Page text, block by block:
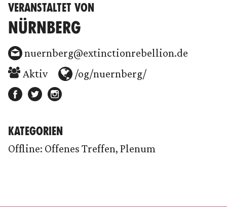
VERANSTALTET VON
NÜRNBERG
nuernberg@extinctionrebellion.de
Aktiv
/og/nuernberg/
KATEGORIEN
Offline: Offenes Treffen, Plenum